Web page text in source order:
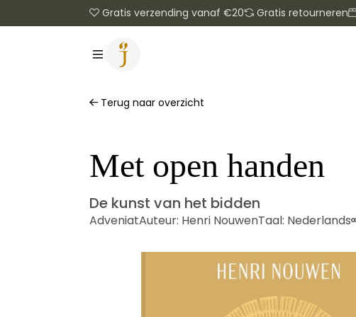
Gratis verzending vanaf €20 Gratis retourneren
Terug naar overzicht
Met open handen
De kunst van het bidden
AdveniatAuteur: Henri NouwenTaal: Nederlands